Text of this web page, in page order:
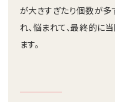
が大きすぎたり個数が
れ、悩まれて、最終的に
ます。